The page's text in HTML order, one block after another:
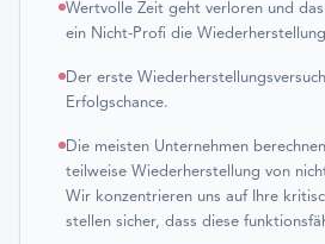
Wertvolle Zeit geht verloren und
ein Nicht-Profi die
Der erste
Erfolgschance.
Die meisten Unternehmen
teilweise Wiederherstellung von
Wir konzentrieren uns auf Ihre
stellen sicher, dass diese